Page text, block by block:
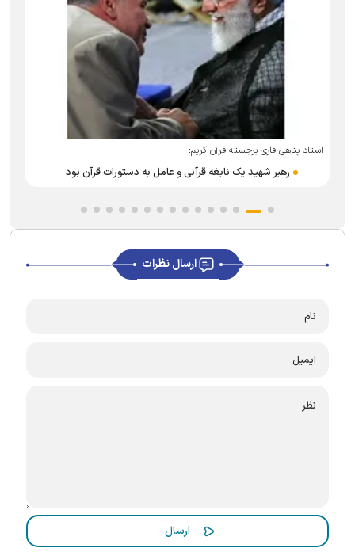
استاد پناهی قاری برجسته قرآن کریم:
رهبر شهید یک نابغه قرآنی و عامل به دستورات قرآن بود
ارسال نظرات